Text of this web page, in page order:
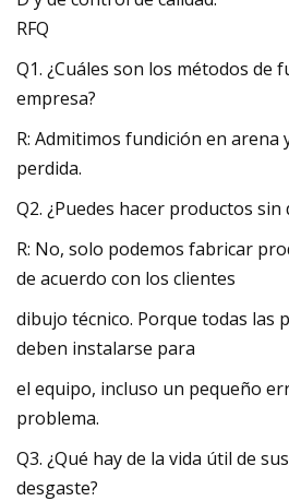
RFQ
Q1. ¿Cuáles son los métodos de
empresa?
R: Admitimos fundición en arena
perdida.
Q2. ¿Puedes hacer productos sin
R: No, solo podemos fabricar
de acuerdo con los clientes
dibujo técnico. Porque todas las
deben instalarse para
el equipo, incluso un pequeño
problema.
Q3. ¿Qué hay de la vida útil de
desgaste?